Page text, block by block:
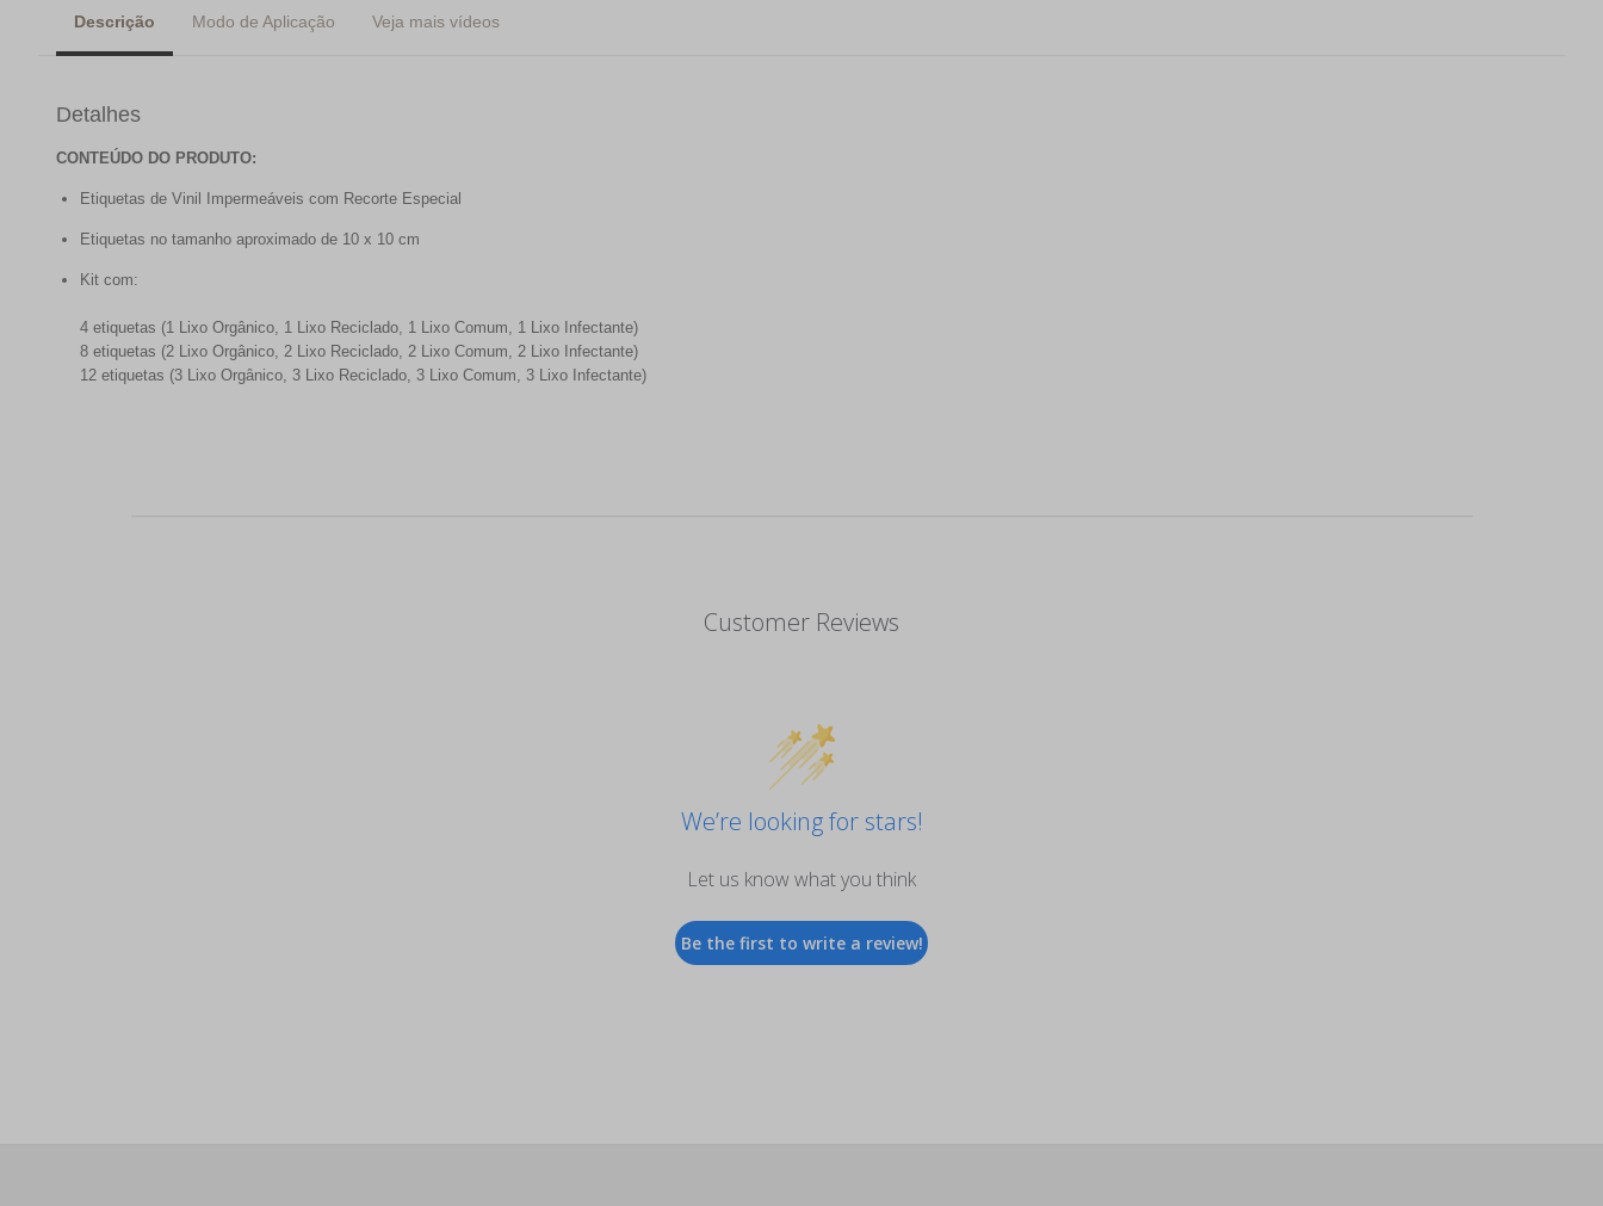
Descrição Modo de Aplicação Veja mais vídeos
Detalhes
CONTEÚDO DO PRODUTO:
Etiquetas de Vinil Impermeáveis com Recorte Especial
Etiquetas no tamanho aproximado de 10 x 10 cm
Kit com:
4 etiquetas (1 Lixo Orgânico, 1 Lixo Reciclado, 1 Lixo Comum, 1 Lixo Infectante)
8 etiquetas (2 Lixo Orgânico, 2 Lixo Reciclado, 2 Lixo Comum, 2 Lixo Infectante)
12 etiquetas (3 Lixo Orgânico, 3 Lixo Reciclado, 3 Lixo Comum, 3 Lixo Infectante)
Customer Reviews
We’re looking for stars!
Let us know what you think
Be the first to write a review!